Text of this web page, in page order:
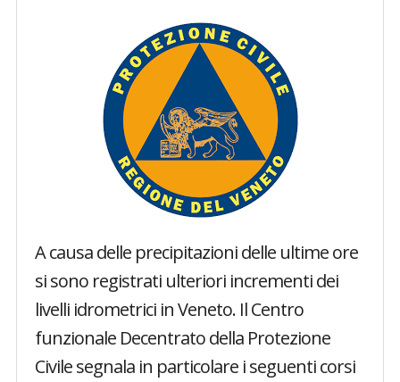
A causa delle precipitazioni delle ultime ore
si sono registrati ulteriori incrementi dei
livelli idrometrici in Veneto. Il Centro
funzionale Decentrato della Protezione
Civile segnala in particolare i seguenti corsi